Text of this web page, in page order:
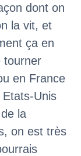
dont on
la vit, et
ça en
tourner
en France
Unis
la
on est très